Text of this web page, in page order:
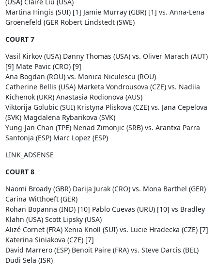
Martina Hingis (SUI) [1] Jamie Murray (GBR) [1] vs. Anna-Lena
Groenefeld (GER Robert Lindstedt (SWE)
COURT 7
Vasil Kirkov (USA) Danny Thomas (USA) vs. Oliver Marach (AUT)
[9] Mate Pavic (CRO) [9]
Ana Bogdan (ROU) vs. Monica Niculescu (ROU)
Catherine Bellis (USA) Marketa Vondrousova (CZE) vs. Nadiia
Kichenok (UKR) Anastasia Rodionova (AUS)
Viktorija Golubic (SUI) Kristyna Pliskova (CZE) vs. Jana Cepelova
(SVK) Magdalena Rybarikova (SVK)
Yung-Jan Chan (TPE) Nenad Zimonjic (SRB) vs. Arantxa Parra
Santonja (ESP) Marc Lopez (ESP)
LINK_ADSENSE
COURT 8
Naomi Broady (GBR) Darija Jurak (CRO) vs. Mona Barthel (GER)
Carina Witthoeft (GER)
Rohan Bopanna (IND) [10] Pablo Cuevas (URU) [10] vs Bradley
Klahn (USA) Scott Lipsky (USA)
Alizé Cornet (FRA) Xenia Knoll (SUI) vs. Lucie Hradecka (CZE) [7]
Katerina Siniakova (CZE) [7]
David Marrero (ESP) Benoit Paire (FRA) vs. Steve Darcis (BEL)
Dudi Sela (ISR)